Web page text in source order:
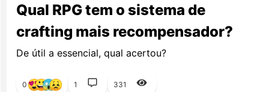
Qual RPG tem o sistema de
crafting mais recompensador?
De útil a essencial, qual acertou?
0 1 331